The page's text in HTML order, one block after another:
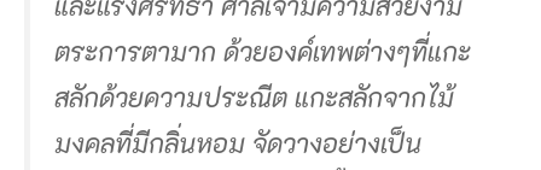
ตระการตามาก ด้วยองค์เทพต่างๆที่แกะ
สลักด้วยความประณีต แกะสลักจากไม้
มงคลที่มีกลิ่นหอม จัดวางอย่างเป็น